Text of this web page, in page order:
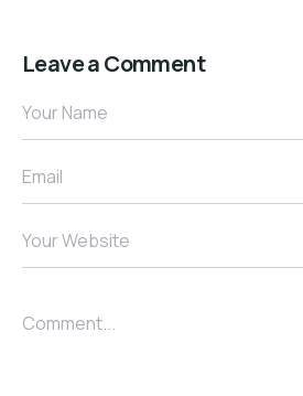
Leave a Comment
Your Name
Email
Your Website
Comment...